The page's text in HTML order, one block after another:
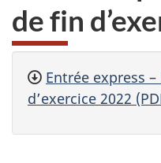
de fin
Entrée express
d’exercice 2022